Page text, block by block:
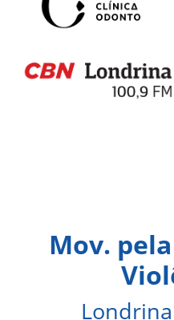
Mov.